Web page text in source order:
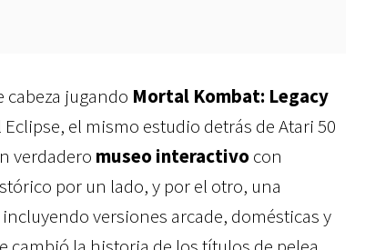
jugando Mortal Kombat: Legacy
el mismo estudio detrás de Atari 50
verdadero museo interactivocon
por un lado, y por el otro, una
incluyendo versiones arcade, domésticas y